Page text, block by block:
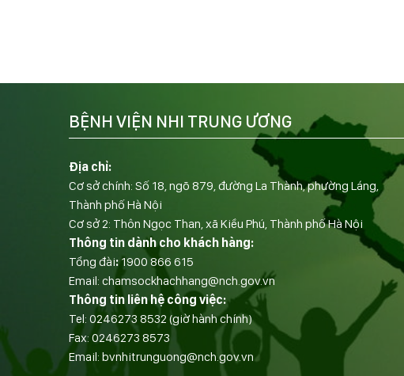
Địa chỉ:
Cơ sở chính: Số 18, ngõ 879, đường La Thành, phường Láng,
Thành phố Hà Nội
Cơ sở 2: Thôn Ngọc Than, xã Kiều Phú, Thành phố Hà Nội
Thông tin dành cho khách hàng:
Tổng đài:1900 866 615
Email: chamsockhachhang@nch.gov.vn
Thông tin liên hệ công việc:
Tel: 0246273 8532 (giờ hành chính)
Fax:0246273 8573
Email: bvnhitrunguong@nch.gov.vn
BỆNH VIỆN NHI TRUNG ƯƠNG